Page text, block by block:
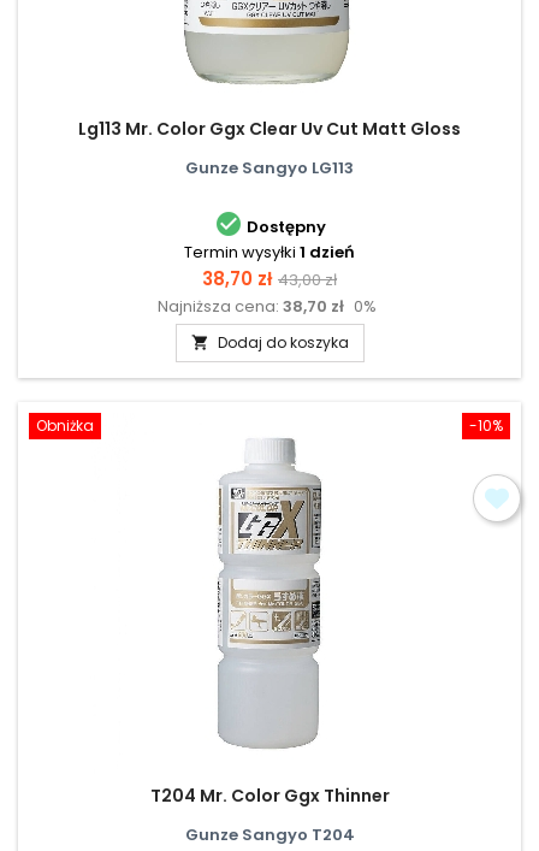
Lg113 Mr. Color Ggx Clear Uv Cut Matt Gloss
Gunze Sangyo LG113
 Dostępny
Termin wysyłki 1 dzień
Cena
38,70 zł Cena
podstawowa
43,00 zł
Najniższa cena: 38,70 zł 0%
 Dodaj do koszyka
-10%
Obniżka
T204 Mr. Color Ggx Thinner
Gunze Sangyo T204